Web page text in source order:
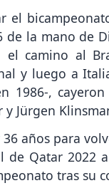
el
de la mano de
camino al
y luego a
1986-,
Jürgen
años para
Qatar 2022
tras su